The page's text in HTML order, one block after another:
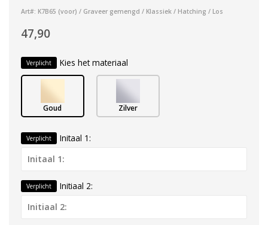
Art#: K7B65 (voor) / Graveer gemengd / Klassiek / Hatching / Los
47,90
Verplicht Kies het materiaal
Goud Zilver
Verplicht Initaal 1:
Verplicht Initiaal 2: